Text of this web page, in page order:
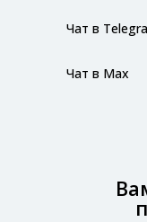
Чат в
Чат в Max